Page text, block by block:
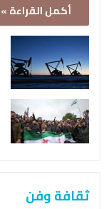
أكمل القراءة »
ثقافة وفن